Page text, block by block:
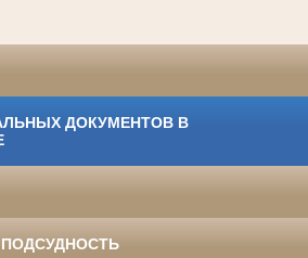
ДОКУМЕНТОВ В